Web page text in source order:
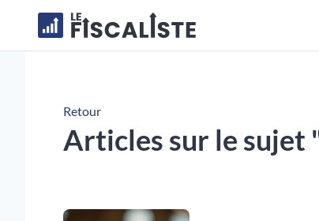
Retour
Articles sur le sujet